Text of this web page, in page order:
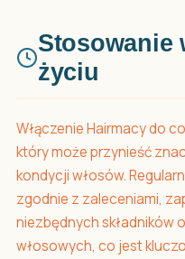
Stosowanie
życiu
Włączenie Hairmacy do
który może przynieść
kondycji włosów.
zgodnie z zaleceniami,
niezbędnych składników
włosowych, co jest